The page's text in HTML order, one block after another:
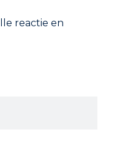
reactie en